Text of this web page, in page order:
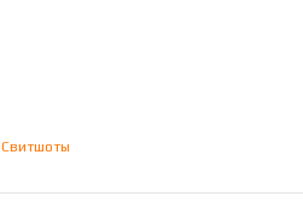
Свитшоты